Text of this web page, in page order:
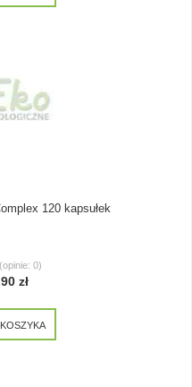
120 kapsułek
(opinie: 0)
zł